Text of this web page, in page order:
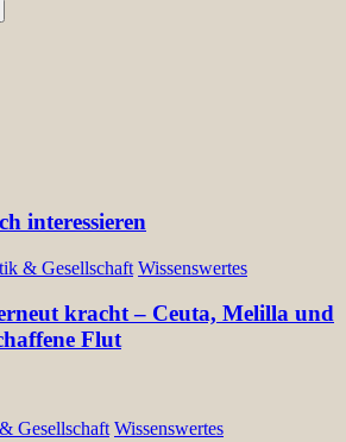
interessieren
& Gesellschaft Wissenswertes
kracht – Ceuta, Melilla und
Flut
Gesellschaft Wissenswertes